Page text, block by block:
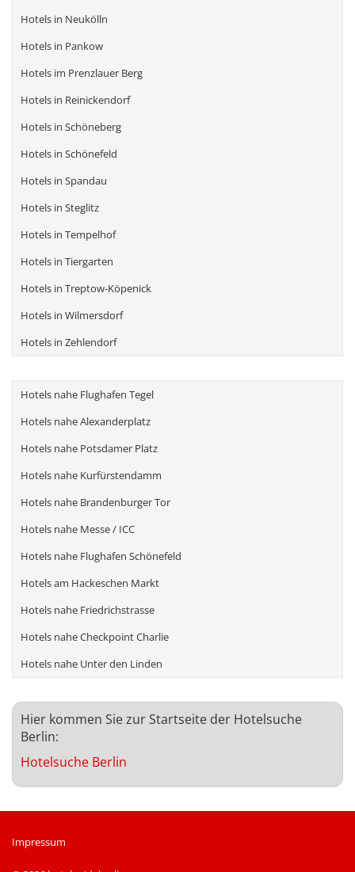
Hotels in Neukölln
Hotels in Pankow
Hotels im Prenzlauer Berg
Hotels in Reinickendorf
Hotels in Schöneberg
Hotels in Schönefeld
Hotels in Spandau
Hotels in Steglitz
Hotels in Tempelhof
Hotels in Tiergarten
Hotels in Treptow-Köpenick
Hotels in Wilmersdorf
Hotels in Zehlendorf
Hotels nahe Flughafen Tegel
Hotels nahe Alexanderplatz
Hotels nahe Potsdamer Platz
Hotels nahe Kurfürstendamm
Hotels nahe Brandenburger Tor
Hotels nahe Messe / ICC
Hotels nahe Flughafen Schönefeld
Hotels am Hackeschen Markt
Hotels nahe Friedrichstrasse
Hotels nahe Checkpoint Charlie
Hotels nahe Unter den Linden
Hier kommen Sie zur Startseite der Hotelsuche
Berlin:
Hotelsuche Berlin
Impressum